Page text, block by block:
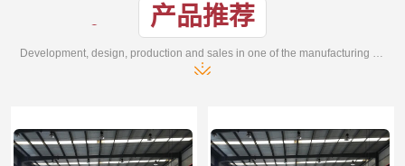
产品推荐